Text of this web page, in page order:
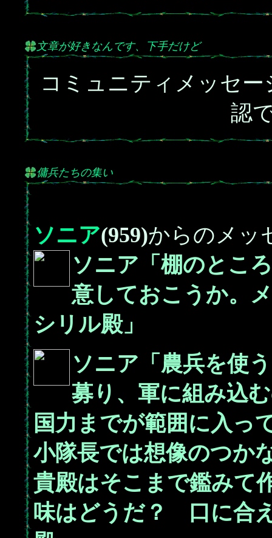
文章が好きなんです、下手だけど
コミュニティメッセ
認
傭兵たちの集い
ソニア(959)からのメッ
ソニア「棚のとこ
意しておこうか。
シリル殿」
ソニア「農兵を使
募り、軍に組み込
国力までが範囲に入っ
小隊長では想像のつか
貴殿はそこまで鑑みて
味はどうだ？ 口に合